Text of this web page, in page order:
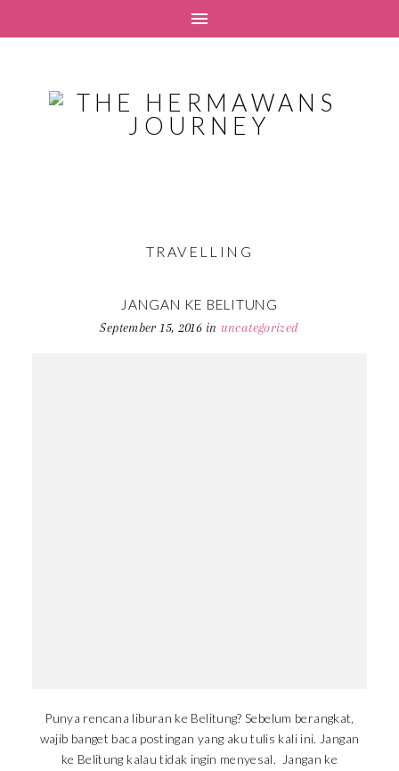
TRAVELLING
JANGAN KE BELITUNG
September 15, 2016 in uncategorized
Punya rencana liburan ke Belitung? Sebelum berangkat,
wajib banget baca postingan yang aku tulis kali ini. Jangan
ke Belitung kalau tidak ingin menyesal. Jangan ke